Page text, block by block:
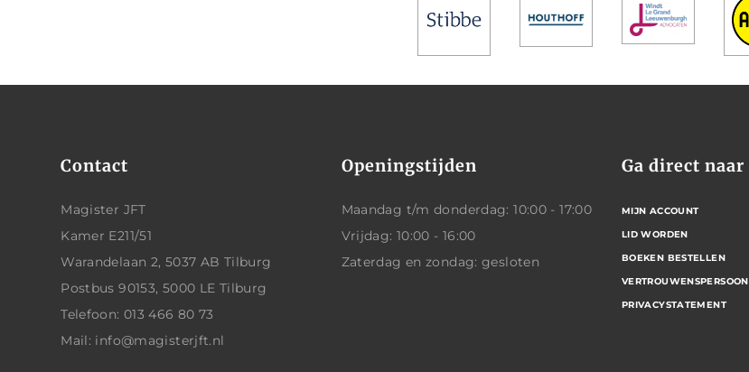
Contact
Magister JFT
Kamer E211/51
Warandelaan 2, 5037 AB Tilburg
Postbus 90153, 5000 LE Tilburg
Telefoon: 013 466 80 73
Mail: info@magisterjft.nl
Openingstijden
Maandag t/m donderdag: 10:00 - 17:00
Vrijdag: 10:00 - 16:00
Zaterdag en zondag: gesloten
Ga direct naar
MIJN ACCOUNT
LID WORDEN
BOEKEN BESTELLEN
VERTROUWENSPERSOON
PRIVACYSTATEMENT